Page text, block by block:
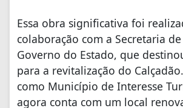
Essa obra significativa foi
colaboração com a Secretaria
Governo do Estado, que
para a revitalização do
como Município de Interesse
agora conta com um local